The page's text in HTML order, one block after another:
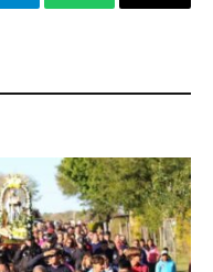
TelegramWhatsAppCopy